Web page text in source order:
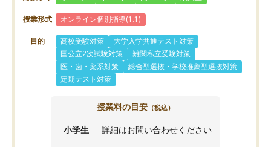
授業形式 オンライン個別指導(1:1)
目的 高校受験対策
大学入学共通テスト対策
国公立2次試験対策
難関私立受験対策
医・歯・薬系対策
総合型選抜・学校推薦型選抜対策
定期テスト対策
授業料の目安 （税込）
小学生 詳細はお問い合わせください